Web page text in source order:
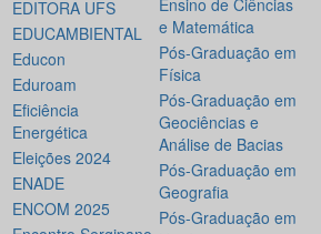
EDITORA UFS
EDUCAMBIENTAL
Educon
Eduroam
Eficiência
Energética
Eleições 2024
ENADE
ENCOM 2025
Ensino de Ciências
e Matemática
Pós-Graduação em
Física
Pós-Graduação em
Geociências e
Análise de Bacias
Pós-Graduação em
Geografia
Pós-Graduação em